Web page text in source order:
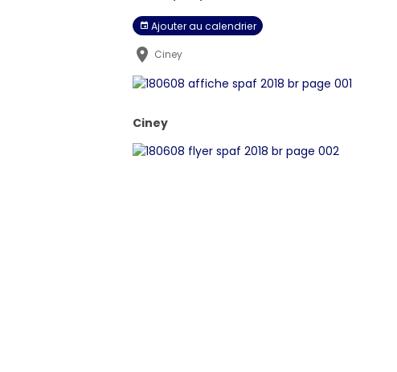
Ajouter au calendrier
Ciney
Ciney